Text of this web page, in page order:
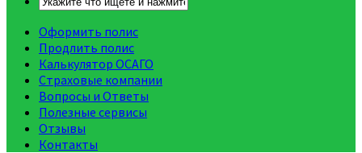
Оформить полис
Продлить полис
Калькулятор ОСАГО
Страховые компании
Вопросы и Ответы
Полезные сервисы
Отзывы
Контакты